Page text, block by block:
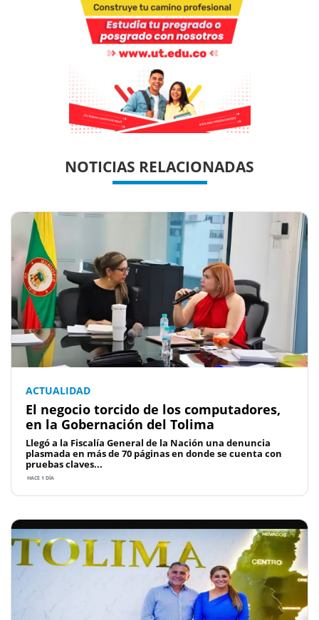
NOTICIAS RELACIONADAS
ACTUALIDAD
El negocio torcido de los computadores,
en la Gobernación del Tolima
Llegó a la Fiscalía General de la Nación una denuncia
plasmada en más de 70 páginas en donde se cuenta con
pruebas claves...
HACE 1 DÍA